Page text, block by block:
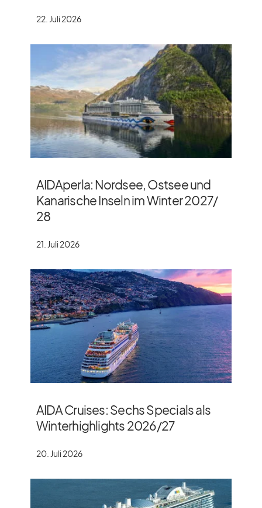
22. Juli 2026
AIDAperla: Nordsee, Ostsee und
Kanarische Inseln im Winter 2027/​
28
21. Juli 2026
AIDA Cruises: Sechs Specials als
Winterhighlights 2026/​27
20. Juli 2026